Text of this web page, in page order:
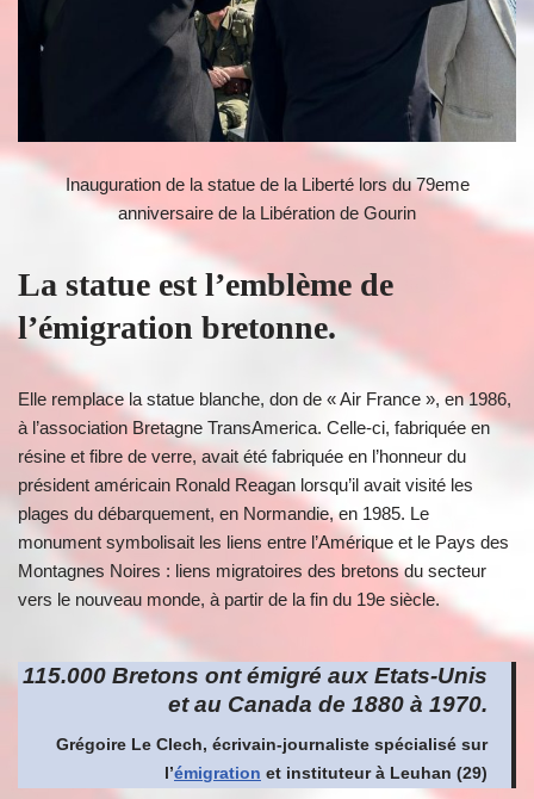
Inauguration de la statue de la Liberté lors du 79eme
anniversaire de la Libération de Gourin
La statue est l’emblème de
l’émigration bretonne.
Elle remplace la statue blanche, don de « Air France », en 1986,
à l’association Bretagne TransAmerica. Celle-ci, fabriquée en
résine et fibre de verre, avait été fabriquée en l’honneur du
président américain Ronald Reagan lorsqu’il avait visité les
plages du débarquement, en Normandie, en 1985. Le
monument symbolisait les liens entre l’Amérique et le Pays des
Montagnes Noires : liens migratoires des bretons du secteur
vers le nouveau monde, à partir de la fin du 19e siècle.
115.000 Bretons ont émigré aux Etats-Unis
et au Canada de 1880 à 1970.
Grégoire Le Clech, écrivain-journaliste spécialisé sur
l’émigration et instituteur à Leuhan (29)